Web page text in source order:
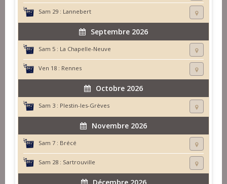
Sam 29 : Lannebert
Septembre 2026
Sam 5 : La Chapelle-Neuve
Ven 18 : Rennes
Octobre 2026
Sam 3 : Plestin-les-Grèves
Novembre 2026
Sam 7 : Brécé
Sam 28 : Sartrouville